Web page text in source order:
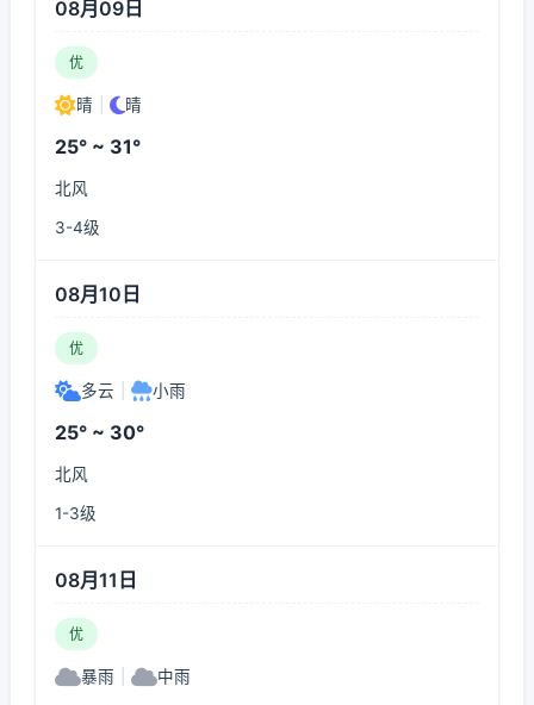
08月09日
优
晴 晴
25° ~ 31°
北风
3-4级
08月10日
优
多云 小雨
25° ~ 30°
北风
1-3级
08月11日
优
暴雨 中雨